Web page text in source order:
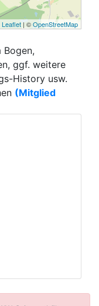
Leaflet | ©OpenStreetMap
Bogen,
ggf. weitere
History usw.
(Mitglied